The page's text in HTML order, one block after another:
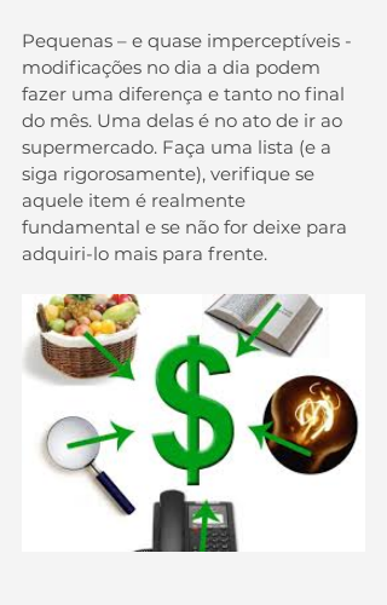
Pequenas – e quase imperceptíveis -
modificações no dia a dia podem
fazer uma diferença e tanto no final
do mês. Uma delas é no ato de ir ao
supermercado. Faça uma lista (e a
siga rigorosamente), verifique se
aquele item é realmente
fundamental e se não for deixe para
adquiri-lo mais para frente.